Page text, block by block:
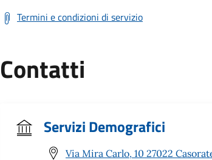
Termini e condizioni di servizio
Contatti
Servizi Demografici
Via Mira Carlo, 10 27022